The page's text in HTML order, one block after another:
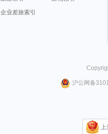
企业差旅索引
沪公网备
上